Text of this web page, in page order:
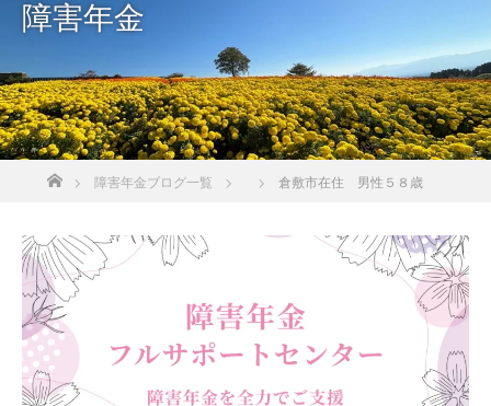
障害年金
障害年金ブログ一覧 倉敷市在住 男性５８歳